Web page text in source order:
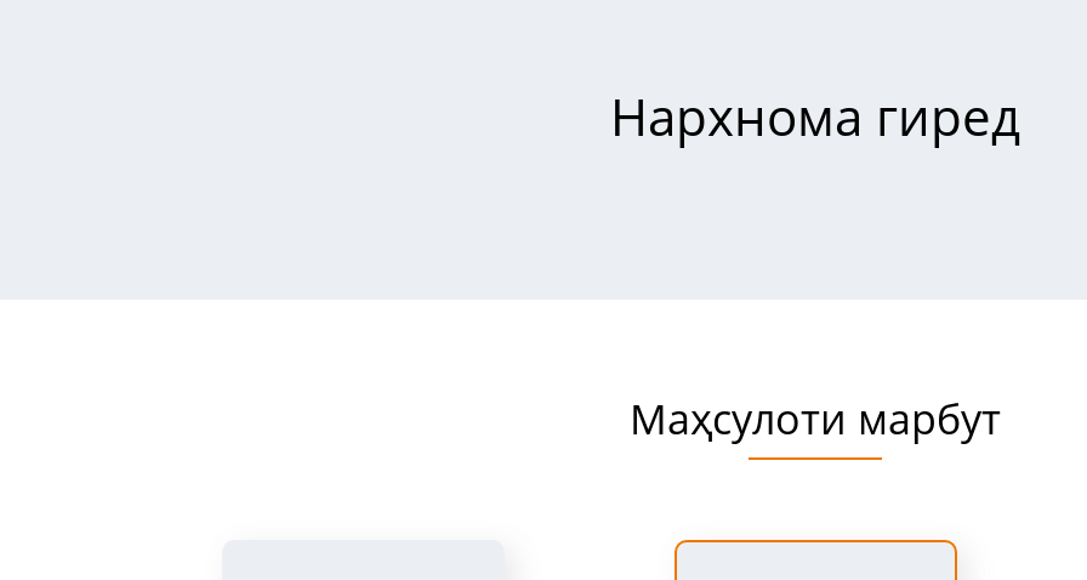
Нархнома гиред
Маҳсулоти марбут